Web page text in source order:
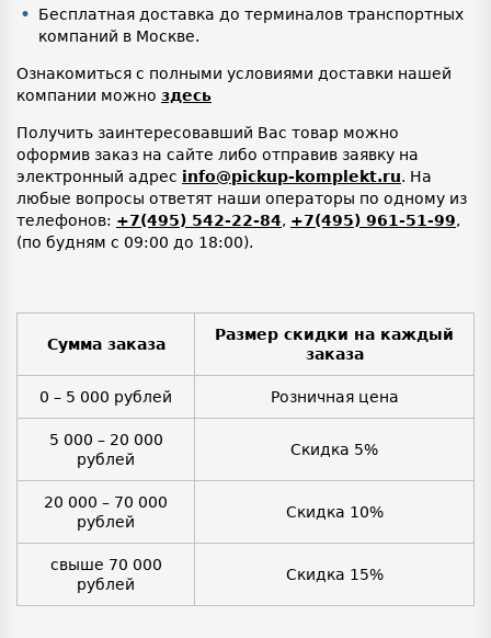
Бесплатная доставка до терминалов транспортных
компаний в Москве.
Ознакомиться с полными условиями доставки нашей
компании можно здесь
Получить заинтересовавший Вас товар можно
оформив заказ на сайте либо отправив заявку на
электронный адрес info@pickup-komplekt.ru. На
любые вопросы ответят наши операторы по одному из
телефонов: +7(495) 542-22-84, +7(495) 961-51-99,
(по будням с 09:00 до 18:00).
Сумма заказа
Размер скидки на каждый
заказа
0 – 5 000 рублей Розничная цена
5 000 – 20 000
рублей
Скидка 5%
20 000 – 70 000
рублей
Скидка 10%
свыше 70 000
рублей
Скидка 15%